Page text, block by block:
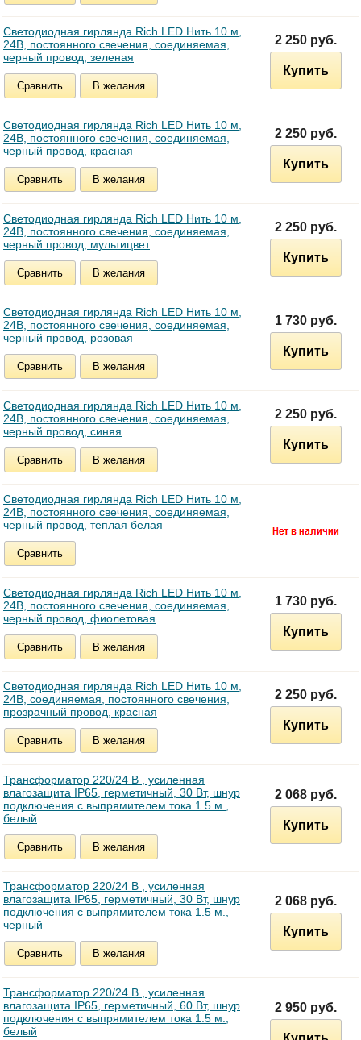
Светодиодная гирлянда Rich LED Нить 10 м,
24В, постоянного свечения, соединяемая,
черный провод, зеленая
Сравнить В желания
2 250 руб.
Купить
Светодиодная гирлянда Rich LED Нить 10 м,
24В, постоянного свечения, соединяемая,
черный провод, красная
Сравнить В желания
2 250 руб.
Купить
Светодиодная гирлянда Rich LED Нить 10 м,
24В, постоянного свечения, соединяемая,
черный провод, мультицвет
Сравнить В желания
2 250 руб.
Купить
Светодиодная гирлянда Rich LED Нить 10 м,
24В, постоянного свечения, соединяемая,
черный провод, розовая
Сравнить В желания
1 730 руб.
Купить
Светодиодная гирлянда Rich LED Нить 10 м,
24В, постоянного свечения, соединяемая,
черный провод, синяя
Сравнить В желания
2 250 руб.
Купить
Светодиодная гирлянда Rich LED Нить 10 м,
24В, постоянного свечения, соединяемая,
черный провод, теплая белая
Сравнить
Светодиодная гирлянда Rich LED Нить 10 м,
24В, постоянного свечения, соединяемая,
черный провод, фиолетовая
Сравнить В желания
1 730 руб.
Купить
Светодиодная гирлянда Rich LED Нить 10 м,
24В, соединяемая, постоянного свечения,
прозрачный провод, красная
Сравнить В желания
2 250 руб.
Купить
Трансформатор 220/24 В , усиленная
влагозащита IP65, герметичный, 30 Вт, шнур
подключения с выпрямителем тока 1.5 м.,
белый
Сравнить В желания
2 068 руб.
Купить
Трансформатор 220/24 В , усиленная
влагозащита IP65, герметичный, 30 Вт, шнур
подключения с выпрямителем тока 1.5 м.,
черный
Сравнить В желания
2 068 руб.
Купить
Трансформатор 220/24 В , усиленная
влагозащита IP65, герметичный, 60 Вт, шнур
подключения с выпрямителем тока 1.5 м.,
белый
2 950 руб.